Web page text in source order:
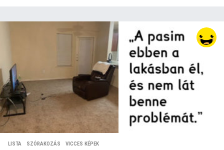
LISTA ,SZÓRAKOZÁS ,VICCES KÉPEK